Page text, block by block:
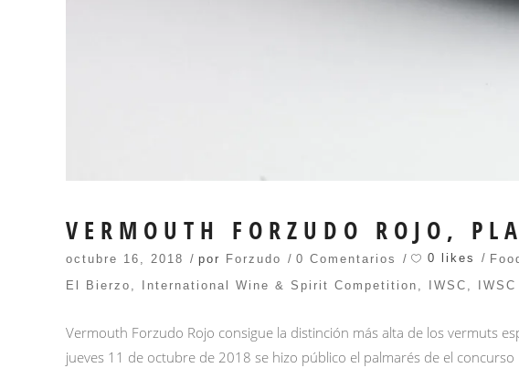
VERMOUTH FORZUDO ROJO,
octubre 16, 2018 por Forzudo 0 Comentarios 0 likes
El Bierzo
International Wine & Spirit Competition IWSC
Vermouth Forzudo Rojo consigue la distinción más alta de los vermuts
jueves 11 de octubre de 2018 se hizo público el palmarés de el concurso